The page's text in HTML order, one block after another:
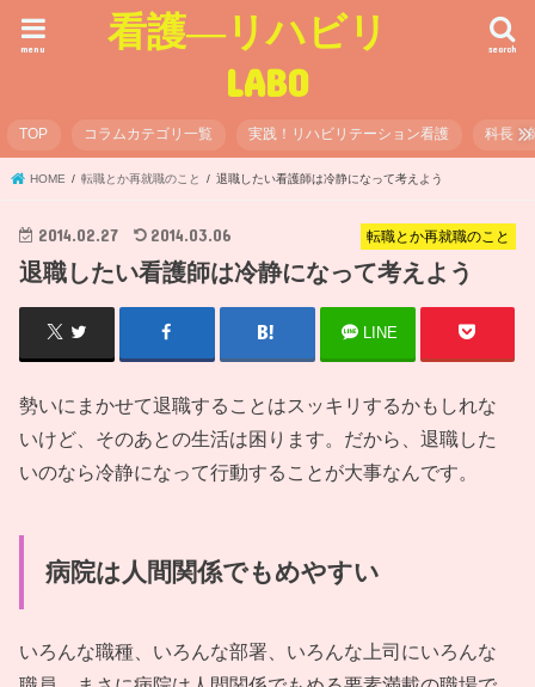
看護―リハビリ
LABO
search
menu
TOP コラムカテゴリ一覧 実践！リハビリテーション看護 科長・
HOME 転職とか再就職のこと 退職したい看護師は冷静になって考えよう
転職とか再就職のこと
2014.02.27 2014.03.06
退職したい看護師は冷静になって考えよう
LINE
勢いにまかせて退職することはスッキリするかもしれな
いけど、そのあとの生活は困ります。だから、退職した
いのなら冷静になって行動することが大事なんです。
病院は人間関係でもめやすい
いろんな職種、いろんな部署、いろんな上司にいろんな